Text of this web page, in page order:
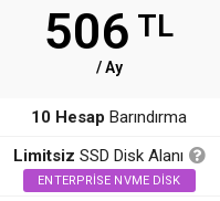
506 TL
/ Ay
10 Hesap Barındırma
Limitsiz SSD Disk Alanı
ENTERPRISE NVME DISK